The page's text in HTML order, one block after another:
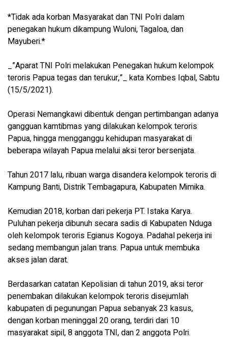
*Tidak ada korban Masyarakat dan TNI Polri dalam
penegakan hukum dikampung Wuloni, Tagaloa, dan
Mayuberi.*
_”Aparat TNI Polri melakukan Penegakan hukum kelompok
teroris Papua tegas dan terukur,”_ kata Kombes Iqbal, Sabtu
(15/5/2021).
Operasi Nemangkawi dibentuk dengan pertimbangan adanya
gangguan kamtibmas yang dilakukan kelompok teroris
Papua, hingga mengganggu kehidupan masyarakat di
beberapa wilayah Papua melalui aksi teror bersenjata.
Tahun 2017 lalu, ribuan warga disandera kelompok teroris di
Kampung Banti, Distrik Tembagapura, Kabupaten Mimika.
Kemudian 2018, korban dari pekerja PT. Istaka Karya.
Puluhan pekerja dibunuh secara sadis di Kabupaten Nduga
oleh kelompok teroris Egianus Kogoya. Padahal pekerja ini
sedang membangun jalan trans. Papua untuk membuka
akses jalan darat.
Berdasarkan catatan Kepolisian di tahun 2019, aksi teror
penembakan dilakukan kelompok teroris disejumlah
kabupaten di pegunungan Papua sebanyak 23 kasus,
dengan korban meninggal 20 orang, terdiri dari 10
masyarakat sipil, 8 anggota TNI, dan 2 anggota Polri.